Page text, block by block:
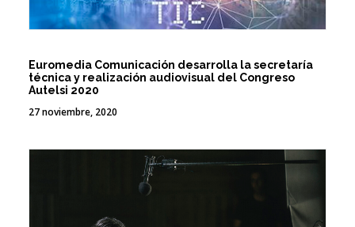
Euromedia Comunicación desarrolla la secretaría
técnica y realización audiovisual del Congreso
Autelsi 2020
27 noviembre, 2020